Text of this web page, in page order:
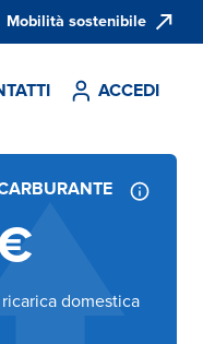
Mobilità sostenibile
ACCEDI
domestica